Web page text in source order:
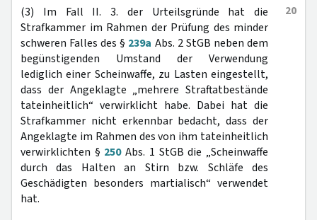
20
(3) Im Fall II. 3. der Urteilsgründe hat die
Strafkammer im Rahmen der Prüfung des minder
schweren Falles des § 239a Abs. 2 StGB neben dem
begünstigenden Umstand der Verwendung
lediglich einer Scheinwaffe, zu Lasten eingestellt,
dass der Angeklagte „mehrere Straftatbestände
tateinheitlich“ verwirklicht habe. Dabei hat die
Strafkammer nicht erkennbar bedacht, dass der
Angeklagte im Rahmen des von ihm tateinheitlich
verwirklichten § 250Abs. 1 StGB die „Scheinwaffe
durch das Halten an Stirn bzw. Schläfe des
Geschädigten besonders martialisch“ verwendet
hat.